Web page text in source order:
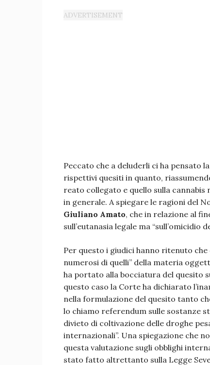
Peccato che a deluderli ci ha pensato
rispettivi quesiti in quanto,
reato collegato e quello sulla cannabis
in generale. A spiegare le ragioni del
Giuliano Amato, che in relazione al
sull’eutanasia legale ma “sull’omicidio
Per questo i giudici hanno ritenuto
numerosi di quelli” della materia
ha portato alla bocciatura del quesito
questo caso la Corte ha dichiarato
nella formulazione del quesito tanto
lo chiamo referendum sulle sostanze
divieto di coltivazione delle droghe
internazionali”. Una spiegazione che
questa valutazione sugli obblighi
stato fatto altrettanto sulla Legge